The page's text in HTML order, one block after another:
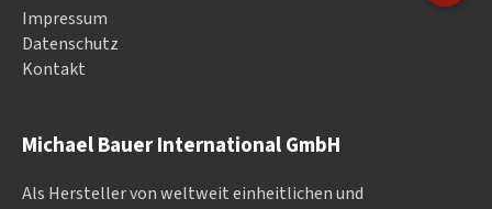
Michael Bauer International GmbH
Als Hersteller von weltweit einheitlichen und
Impressum
Datenschutz
Kontakt